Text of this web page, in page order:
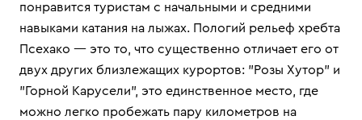
понравится туристам с начальными и средними
навыками катания на лыжах. Пологий рельеф хребта
Псехако — это то, что существенно отличает его от
двух других близлежащих курортов: "Розы Хутор" и
"Горной Карусели", это единственное место, где
можно легко пробежать пару километров на